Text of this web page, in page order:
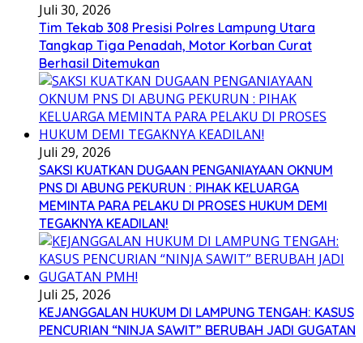
Juli 30, 2026
Tim Tekab 308 Presisi Polres Lampung Utara
Tangkap Tiga Penadah, Motor Korban Curat
Berhasil Ditemukan
Juli 29, 2026
SAKSI KUATKAN DUGAAN PENGANIAYAAN OKNUM
PNS DI ABUNG PEKURUN : PIHAK KELUARGA
MEMINTA PARA PELAKU DI PROSES HUKUM DEMI
TEGAKNYA KEADILAN!
Juli 25, 2026
KEJANGGALAN HUKUM DI LAMPUNG TENGAH: KASUS
PENCURIAN “NINJA SAWIT” BERUBAH JADI GUGATAN